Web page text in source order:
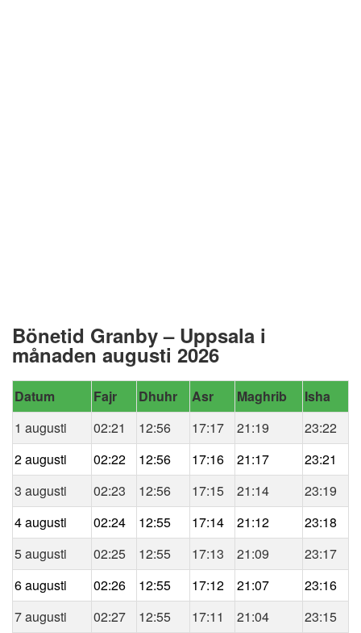
Bönetid Granby – Uppsala i
månaden augusti 2026
Datum Fajr Dhuhr Asr Maghrib
Isha
1 augusti
02:21 12:56 17:17 21:19
23:22
2 augusti
02:22 12:56 17:16 21:17
23:21
3 augusti
02:23 12:56 17:15 21:14
23:19
4 augusti
02:24 12:55 17:14 21:12
23:18
5 augusti
02:25 12:55 17:13 21:09
23:17
6 augusti
02:26 12:55 17:12 21:07
23:16
7 augusti
02:27 12:55 17:11 21:04
23:15